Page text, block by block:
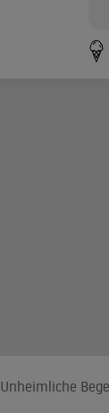
Unheimliche